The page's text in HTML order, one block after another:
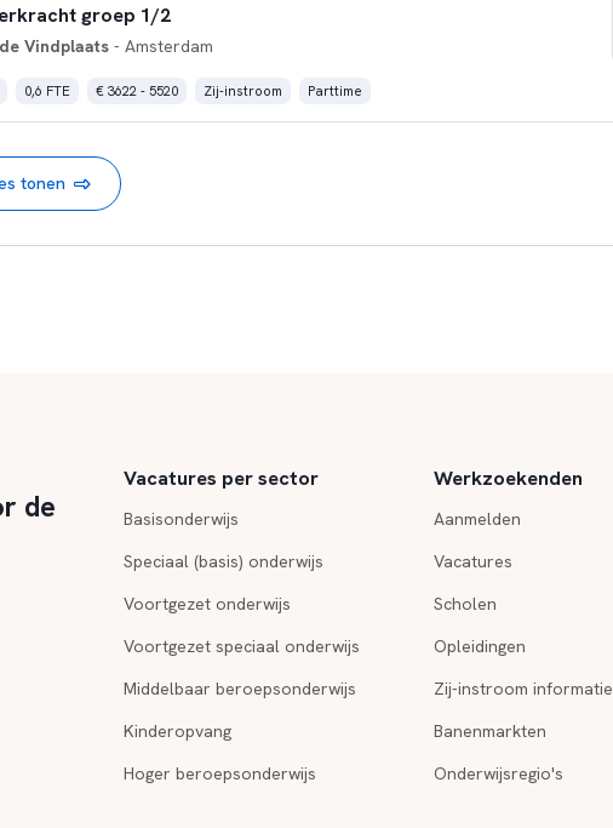
groep 1/2
Vindplaats- Amsterdam
0,6 FTE € 3622 - 5520 Zij-instroom Parttime
tonen
de
Vacatures per sector
Basisonderwijs
Speciaal (basis) onderwijs
Voortgezet onderwijs
Voortgezet speciaal onderwijs
Middelbaar beroepsonderwijs
Kinderopvang
Hoger beroepsonderwijs
Werkzoekenden
Aanmelden
Vacatures
Scholen
Opleidingen
Zij-instroom informatie
Banenmarkten
Onderwijsregio's